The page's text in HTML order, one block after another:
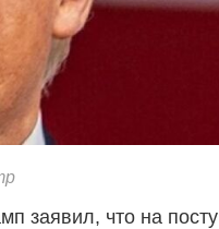
заявил, что на посту